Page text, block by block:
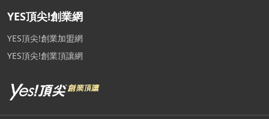
YES頂尖!創業網
YES頂尖!創業加盟網
YES頂尖!創業頂讓網